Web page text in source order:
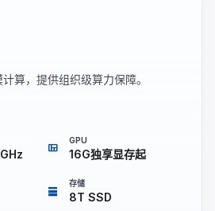
算，提供组织级算力保障。
view_quilt GPU
16G独享显存起
storage 存储
8T SSD